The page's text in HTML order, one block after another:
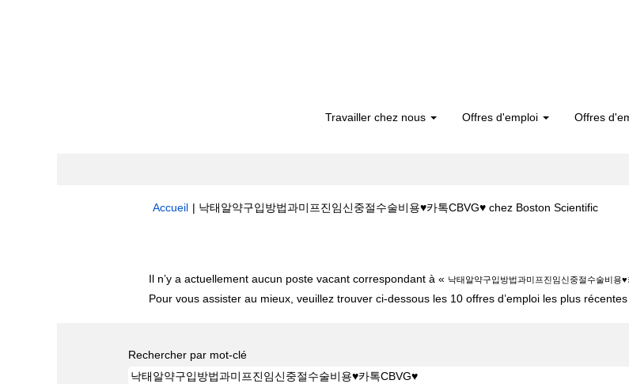
Travailler chez nous Offres d'emploi Offres
Accueil | 낙­태알약구입방법과미­프­진임신중절수술비용♥카톡CBVG♥ chez Boston Scientific(page
Il n’y a actuellement aucun poste vacant correspondant à « 낙­태알약구입방법과미­프­진임신중절수술비용
Pour vous assister au mieux, veuillez trouver ci-dessous les 10 offres d’emploi les plus
Rechercher par mot-clé